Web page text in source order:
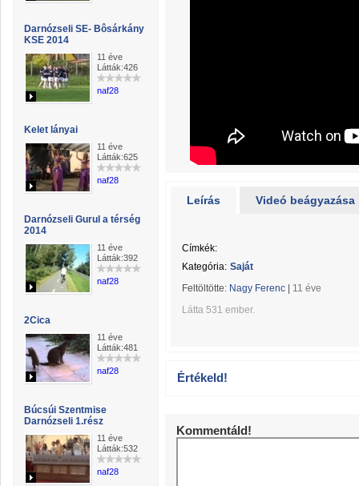
Darnózseli SE- Bôsárkány
KSE 2014
11 éve
Látták:426
naf28
Kelet lányai
11 éve
Látták:625
naf28
Darnózseli Gurul a térség
2014
11 éve
Látták:392
naf28
2Cica
11 éve
Látták:481
naf28
Búcsúi Szentmise
Darnózseli 1.rész
11 éve
Látták:532
naf28
Leírás Videó beágyazása
Címkék:
Kategória: Saját
Feltöltötte: Nagy Ferenc
11 éve
Látta 531 ember.
Értékeld!
Kommentáld!